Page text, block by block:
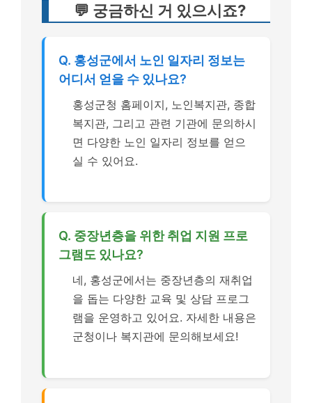
💬 궁금하신 거 있으시죠?
Q. 홍성군에서 노인 일자리 정보는
어디서 얻을 수 있나요?
홍성군청 홈페이지, 노인복지관, 종합
복지관, 그리고 관련 기관에 문의하시
면 다양한 노인 일자리 정보를 얻으
실 수 있어요.
Q. 중장년층을 위한 취업 지원 프로
그램도 있나요?
네, 홍성군에서는 중장년층의 재취업
을 돕는 다양한 교육 및 상담 프로그
램을 운영하고 있어요. 자세한 내용은
군청이나 복지관에 문의해보세요!